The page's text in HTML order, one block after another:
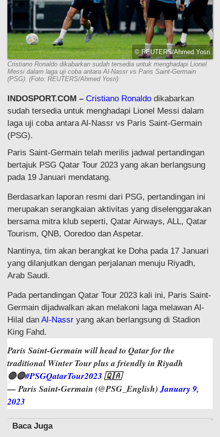
© REUTERS/Ahmed Yosri
Cristiano Ronaldo dikabarkan sudah tersedia untuk menghadapi Lionel
Messi dalam laga uji coba antara Al-Nassr vs Paris Saint-Germain
(PSG). (Foto: REUTERS/Ahmed Yosri)
INDOSPORT.COM – Cristiano Ronaldo dikabarkan
sudah tersedia untuk menghadapi Lionel Messi dalam
laga uji coba antara Al-Nassr vs Paris Saint-Germain
(PSG).
Paris Saint-Germain telah merilis jadwal pertandingan
bertajuk PSG Qatar Tour 2023 yang akan berlangsung
pada 19 Januari mendatang.
Berdasarkan laporan resmi dari PSG, pertandingan ini
merupakan serangkaian aktivitas yang diselenggarakan
bersama mitra klub seperti, Qatar Airways, ALL, Qatar
Tourism, QNB, Ooredoo dan Aspetar.
Nantinya, tim akan berangkat ke Doha pada 17 Januari
yang dilanjutkan dengan perjalanan menuju Riyadh,
Arab Saudi.
Pada pertandingan Qatar Tour 2023 kali ini, Paris Saint-
Germain dijadwalkan akan melakoni laga melawan Al-
Hilal dan Al-Nassr yang akan berlangsung di Stadion
King Fahd.
Paris Saint-Germain will head to Qatar for the
traditional Winter Tour plus a friendly in Riyadh
🔴🔵#PSGQatarTour2023 🇶🇦
— Paris Saint-Germain (@PSG_English)January 9,
2023
Baca Juga